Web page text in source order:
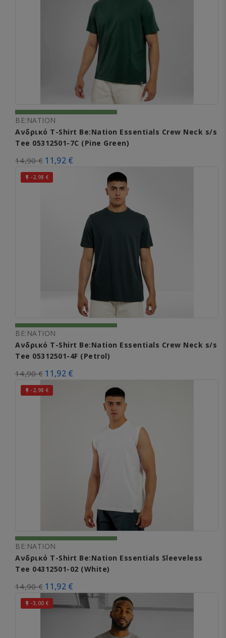
BE:NATION
Ανδρικό T-Shirt Be:Nation Essentials Crew Neck s/s
Tee 05312501-7C (Pine Green)
14,90 € 11,92 €
 -2,98 €
BE:NATION
Ανδρικό T-Shirt Be:Nation Essentials Crew Neck s/s
Tee 05312501-4F (Petrol)
14,90 € 11,92 €
 -2,98 €
BE:NATION
Ανδρικό T-Shirt Be:Nation Essentials Sleeveless
Tee 04312501-02 (White)
14,90 € 11,92 €
 -3,00 €